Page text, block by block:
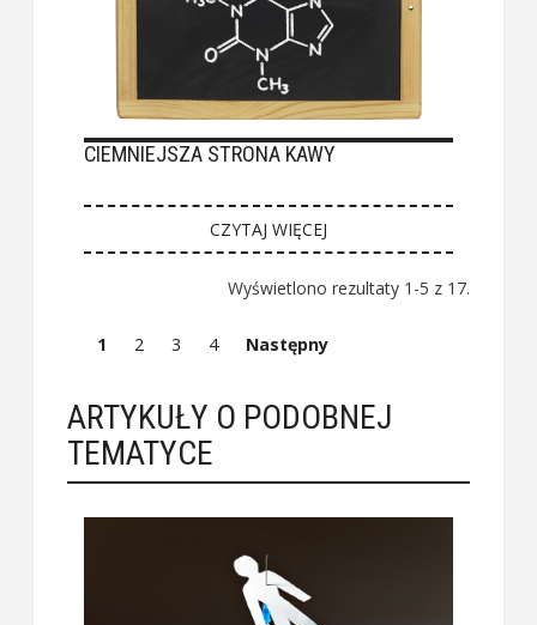
CIEMNIEJSZA STRONA KAWY
CZYTAJ WIĘCEJ
Wyświetlono rezultaty 1-5 z 17.
1 2 3 4 Następny
ARTYKUŁY O PODOBNEJ
TEMATYCE